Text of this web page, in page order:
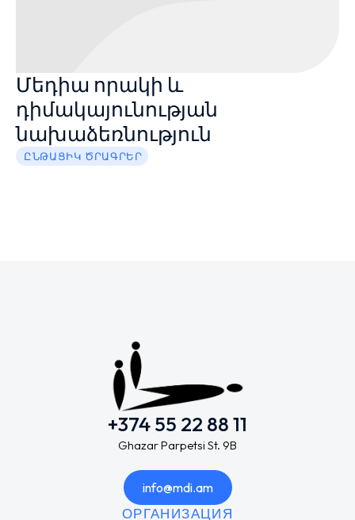
Մեդիա որակի և
դիմակայունության
նախաձեռնություն
ԸՆԹԱՑԻԿ ԾՐԱԳՐԵՐ
+374 55 22 88 11
Ghazar Parpetsi St. 9B
info@mdi.am
ОРГАНИЗАЦИЯ